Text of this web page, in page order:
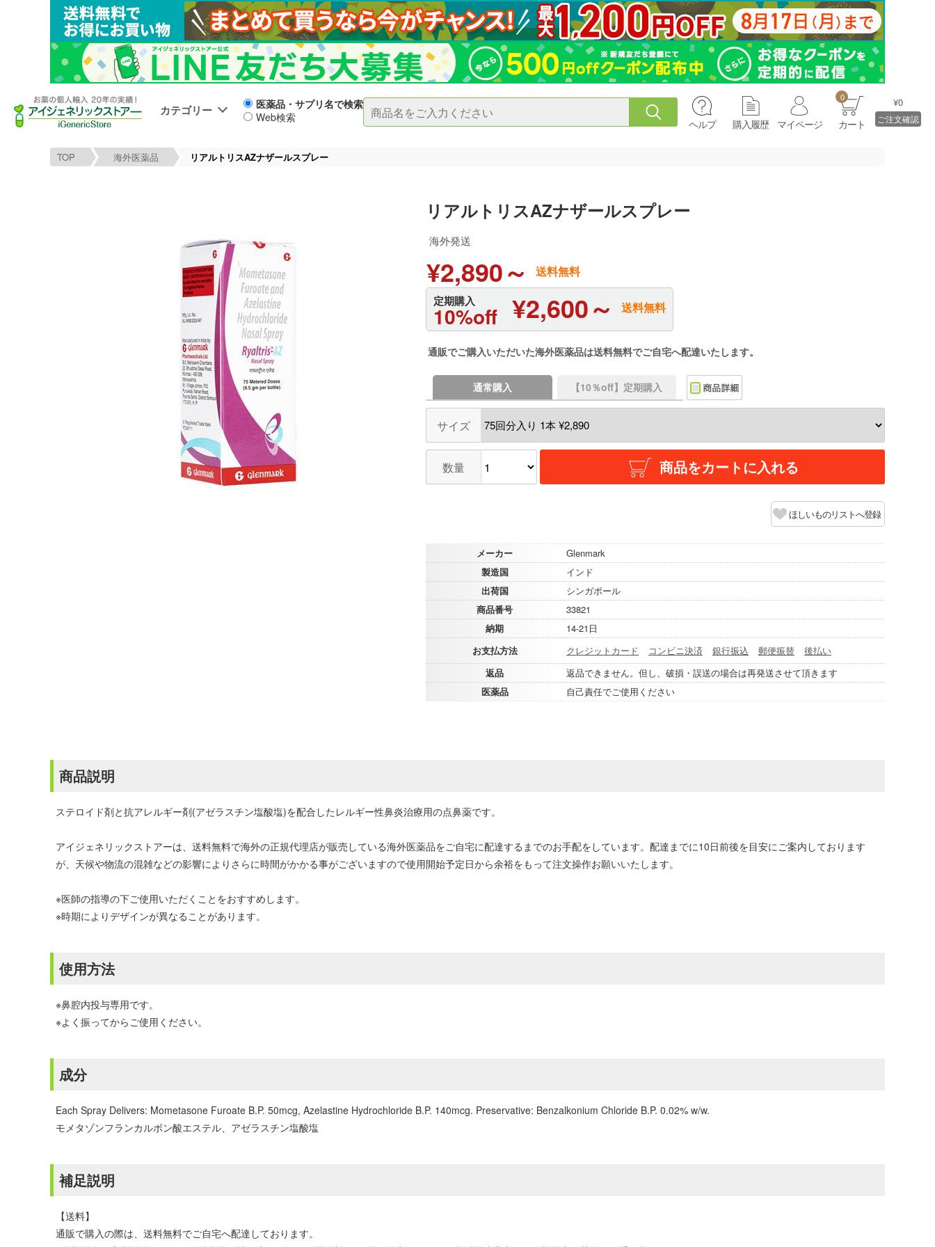
カテゴリー
医薬品・サプリ名で検索
Web検索
ヘルプ 購入履歴 マイページ
0
カート
¥0
ご注文確認
TOP 海外医薬品 リアルトリスAZナザールスプレー
リアルトリスAZナザールスプレー
海外発送
¥2,890～ 送料無料
定期購入
10%off ¥2,600～ 送料無料
通販でご購入いただいた海外医薬品は送料無料でご自宅へ配達いたします。
通常購入 【10％off】定期購入
サイズ
数量 商品をカートに入れる
ほしいものリストへ登録
メーカー
Glenmark
製造国
インド
出荷国
シンガポール
商品番号
33821
納期
14-21日
お支払方法
クレジットカード コンビニ決済 銀行振込 郵便振替
後払い
返品
返品できません。但し、破損・誤送の場合は再発送させて頂きます
医薬品
自己責任でご使用ください
商品説明
ステロイド剤と抗アレルギー剤(アゼラスチン塩酸塩)を配合したレルギー性鼻炎治療用の点鼻薬です。
アイジェネリックストアーは、送料無料で海外の正規代理店が販売している海外医薬品をご自宅に配達するまでのお手配をしています。配達までに10日前後を目安にご案内しております
が、天候や物流の混雑などの影響によりさらに時間がかかる事がございますので使用開始予定日から余裕をもって注文操作お願いいたします。
※医師の指導の下ご使用いただくことをおすすめします。
※時期によりデザインが異なることがあります。
使用方法
※鼻腔内投与専用です。
※よく振ってからご使用ください。
成分
Each Spray Delivers: Mometasone Furoate B.P. 50mcg, Azelastine Hydrochloride B.P. 140mcg. Preservative: Benzalkonium Chloride B.P. 0.02% w/w.
モメタゾンフランカルボン酸エステル、アゼラスチン塩酸塩
補足説明
【送料】
通販で購入の際は、送料無料でご自宅へ配達しております。